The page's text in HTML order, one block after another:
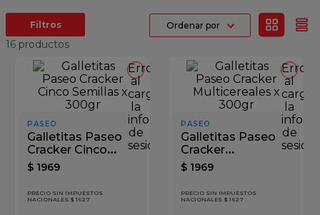
Ordenar por
16 productos
Error
al
cargar
la
información
de
sesión
PASEO
Galletitas Paseo
Cracker Cinco
Semillas x 300gr
$ 1969
PRECIO SIN IMPUESTOS
NACIONALES $ 1627
Error
al
cargar
la
de
sesión
PASEO
Galletitas Paseo
Cracker
Multicereales x
300gr
$ 1969
PRECIO SIN IMPUESTOS
NACIONALES $ 1627
azucar